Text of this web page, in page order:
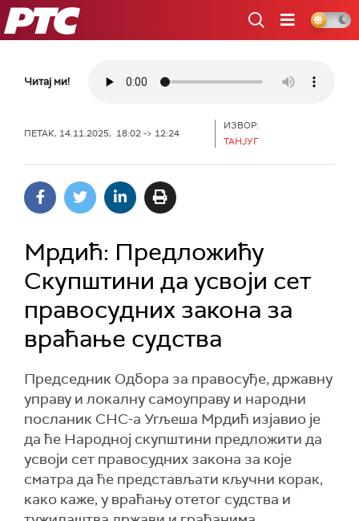
РТС
Читај ми!
ПЕТАК, 14.11.2025, 18:02 -> 12:24
ИЗВОР:
ТАНЈУГ
Мрдић: Предложићу
Скупштини да усвоји сет
правосудних закона за
враћање судства
Председник Одбора за правосуђе, државну
управу и локалну самоуправу и народни
посланик СНС-а Угљеша Мрдић изјавио је
да ће Народној скупштини предложити да
усвоји сет правосудних закона за које
сматра да ће представљати кључни корак,
како каже, у враћању отетог судства и